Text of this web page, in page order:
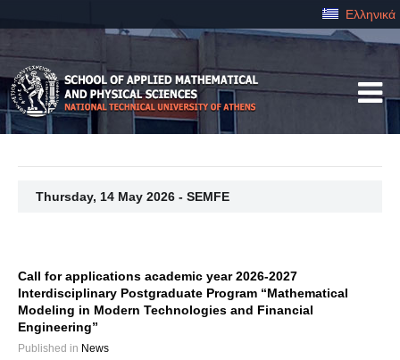
Ελληνικά
Thursday, 14 May 2026 - SEMFE
Call for applications academic year 2026-2027
Interdisciplinary Postgraduate Program “Mathematical
Modeling in Modern Technologies and Financial
Engineering”
Published in News